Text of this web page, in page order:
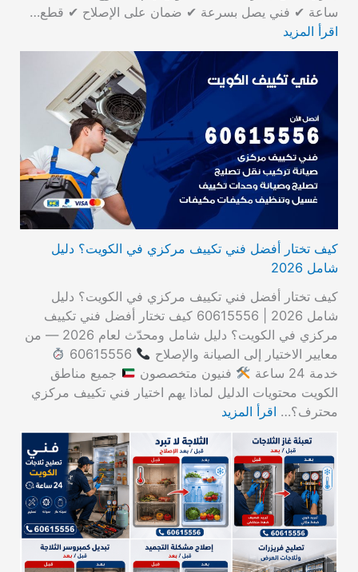
ساعة ✔ فني يصل بسرعة ✔ ضمان على الإصلاح ✔ قطع…
اقرأ المزيد
كيف تختار أفضل فني تكييف مركزي في الكويت؟ دليل
شامل 2026
كيف تختار أفضل فني تكييف مركزي في الكويت؟ دليل
شامل 2026 | 60615556 كيف تختار أفضل فني تكييف
مركزي في الكويت؟ دليل شامل ومحدّث لعام 2026 — من
معايير الاختيار إلى الصيانة والإصلاح
خدمة 24 ساعة
فنيون متخصصون
جميع مناطق
الكويت محتويات الدليل لماذا يهم اختيار فني تكييف مركزي
محترف؟… اقرأ المزيد